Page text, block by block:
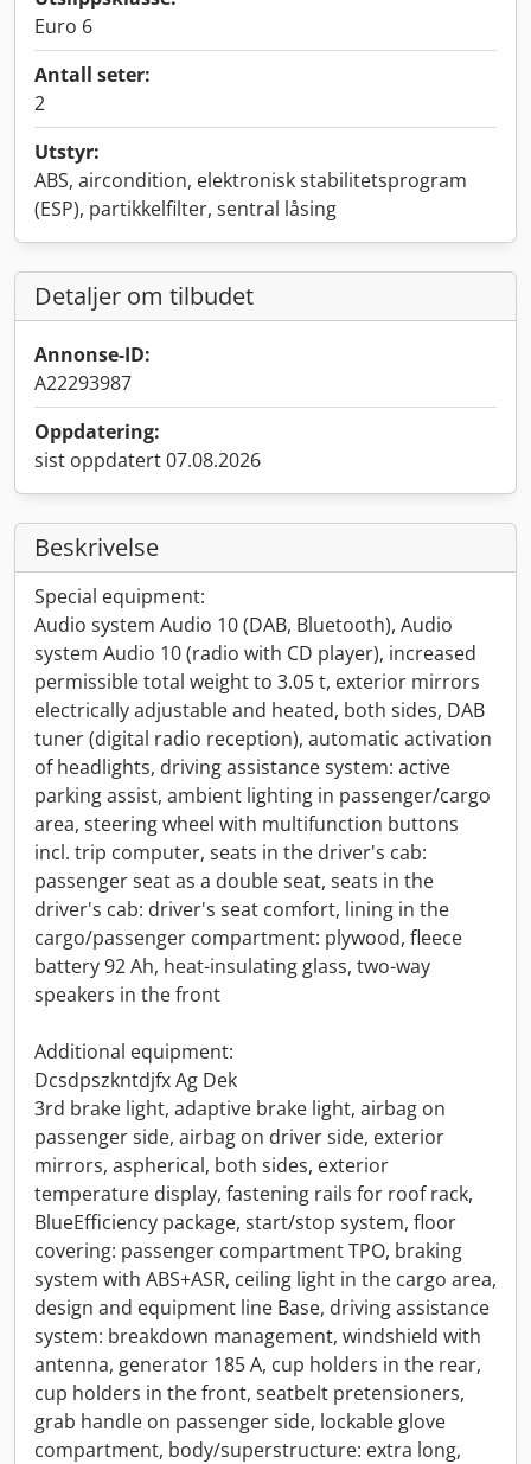
Euro 6
Antall seter:
2
Utstyr:
ABS, aircondition, elektronisk stabilitetsprogram
(ESP), partikkelfilter, sentral låsing
Detaljer om tilbudet
Annonse-ID:
A22293987
Oppdatering:
sist oppdatert 07.08.2026
Beskrivelse
Special equipment:
Audio system Audio 10 (DAB, Bluetooth), Audio
system Audio 10 (radio with CD player), increased
permissible total weight to 3.05 t, exterior mirrors
electrically adjustable and heated, both sides, DAB
tuner (digital radio reception), automatic activation
of headlights, driving assistance system: active
parking assist, ambient lighting in passenger/cargo
area, steering wheel with multifunction buttons
incl. trip computer, seats in the driver's cab:
passenger seat as a double seat, seats in the
driver's cab: driver's seat comfort, lining in the
cargo/passenger compartment: plywood, fleece
battery 92 Ah, heat-insulating glass, two-way
speakers in the front
Additional equipment:
Dcsdpszkntdjfx Ag Dek
3rd brake light, adaptive brake light, airbag on
passenger side, airbag on driver side, exterior
mirrors, aspherical, both sides, exterior
temperature display, fastening rails for roof rack,
BlueEfficiency package, start/stop system, floor
covering: passenger compartment TPO, braking
system with ABS+ASR, ceiling light in the cargo area,
design and equipment line Base, driving assistance
system: breakdown management, windshield with
antenna, generator 185 A, cup holders in the rear,
cup holders in the front, seatbelt pretensioners,
grab handle on passenger side, lockable glove
compartment, body/superstructure: extra long,